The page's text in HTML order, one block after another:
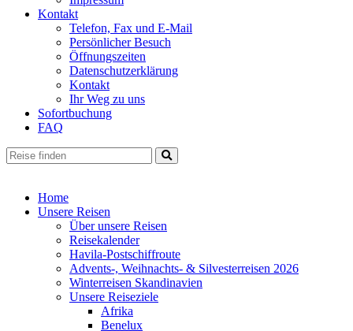
Kontakt
Telefon, Fax und E-Mail
Persönlicher Besuch
Öffnungszeiten
Datenschutzerklärung
Kontakt
Ihr Weg zu uns
Sofortbuchung
FAQ
Home
Unsere Reisen
Über unsere Reisen
Reisekalender
Havila-Postschiffroute
Advents-, Weihnachts- & Silvesterreisen 2026
Winterreisen Skandinavien
Unsere Reiseziele
Afrika
Benelux